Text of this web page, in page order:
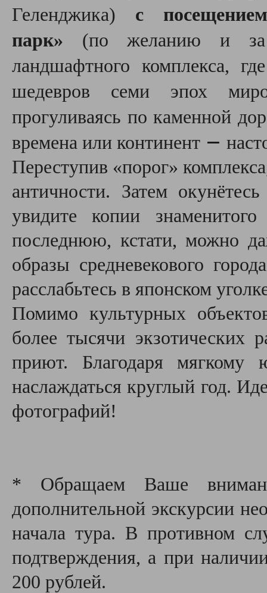
Геленджика) с
парк» (по желанию и за
ландшафтного комплекса,
шедевров семи эпох
прогуливаясь по каменной
времена или континент —
Переступив «порог»
античности. Затем
увидите копии
последнюю, кстати, можно
образы средневекового
расслабьтесь в японском
Помимо культурных
более тысячи экзотических
приют. Благодаря
наслаждаться круглый год.
фотографий!
* Обращаем Ваше
дополнительной экскурсии
начала тура. В противном
подтверждения, а при
200 рублей.